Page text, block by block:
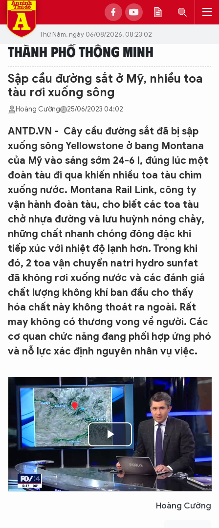
Thứ Năm, ngày 06/08/2026, 08:23:02
THÀNH PHỐ THÔNG MINH
Sập cầu đường sắt ở Mỹ, nhiều toa
tàu rơi xuống sông
Hoàng Cường 25/06/2023 04:02
ANTD.VN - Cây cầu đường sắt đã bị sập
xuống sông Yellowstone ở bang Montana
của Mỹ vào sáng sớm 24-6 l, đúng lúc một
đoàn tàu đi qua khiến nhiều toa tàu chìm
xuống nước. Montana Rail Link, công ty
vận hành đoàn tàu, cho biết các toa tàu
chở nhựa đường và lưu huỳnh nóng chảy,
những chất nhanh chóng đông đặc khi
tiếp xúc với nhiệt độ lạnh hơn. Trong khi
đó, 2 toa vận chuyển natri hydro sunfat
đã không rơi xuống nước và các đánh giá
chất lượng không khí ban đầu cho thấy
hóa chất này không thoát ra ngoài. Rất
may không có thương vong về người. Các
cơ quan chức năng đang phối hợp ứng phó
và nỗ lực xác định nguyên nhân vụ việc.
Play
Video
Hoàng Cường